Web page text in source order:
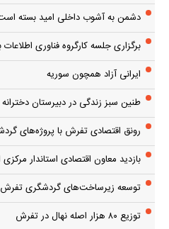
دشمن به آشوب داخلی امید بسته
برگزاری جلسه کارگروه فناوری
ایرانی آزاد همچون سوریه
طنین سبز زندگی در دبیرستان
رونق اقتصادی تفرش با پروژه‌های
بازدید معاون اقتصادی استاندار
توسعه زیرساخت‌های گردشگری تفرش
توزیع ۸۰ هزار اصله نهال در تفرش